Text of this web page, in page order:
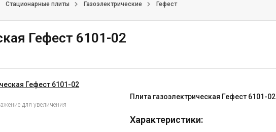
Стационарные плиты Газоэлектрические Гефест
Гефест 6101-02
для увеличения
Плита газоэлектрическая Гефест 6101-02
Характеристики: